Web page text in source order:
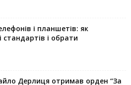
і планшетів: як
стандартів і обрати
Дерлиця отримав орден “За